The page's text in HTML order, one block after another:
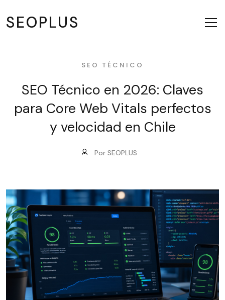
SEOPLUS
SEO TÉCNICO
SEO Técnico en 2026: Claves
para Core Web Vitals perfectos
y velocidad en Chile
Por SEOPLUS